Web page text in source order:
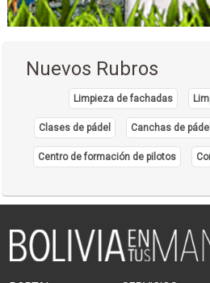
Transfer aeropuerto
Transfer hotel
Transporte Turístico
Nuevos Rubros
Limpieza de fachadas
Clases de pádel Canchas de pádel
Centro de formación de pilotos